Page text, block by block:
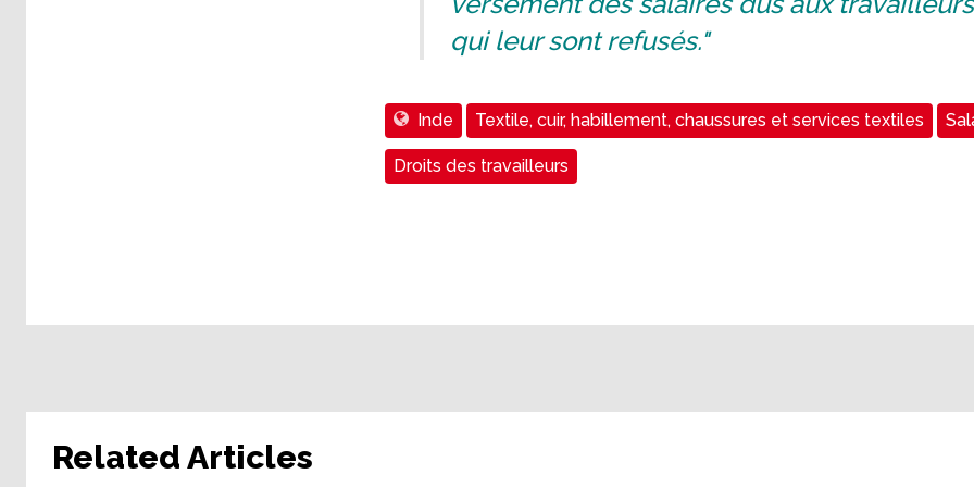
qui leur sont refusés."
Inde Textile, cuir, habillement, chaussures et services textiles
Droits des travailleurs
Related Articles